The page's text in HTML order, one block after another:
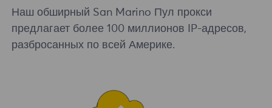
Наш обширный San Marino Пул прокси
предлагает более 100 миллионов IP-адресов,
разбросанных по всей Америке.